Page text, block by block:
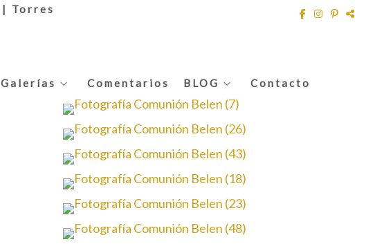
Galerías Comentarios BLOG Contacto